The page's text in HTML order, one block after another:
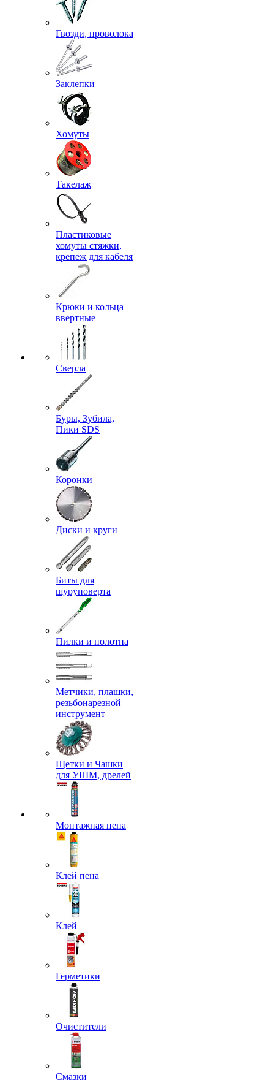
Гвозди, проволока
Заклепки
Хомуты
Такелаж
Пластиковые
хомуты стяжки,
крепеж для кабеля
Крюки и кольца
ввертные
Сверла
Буры, Зубила,
Пики SDS
Коронки
Диски и круги
Биты для
шуруповерта
Пилки и полотна
Метчики, плашки,
резьбонарезной
инструмент
Щетки и Чашки
для УШМ, дрелей
Монтажная пена
Клей пена
Клей
Герметики
Очистители
Смазки